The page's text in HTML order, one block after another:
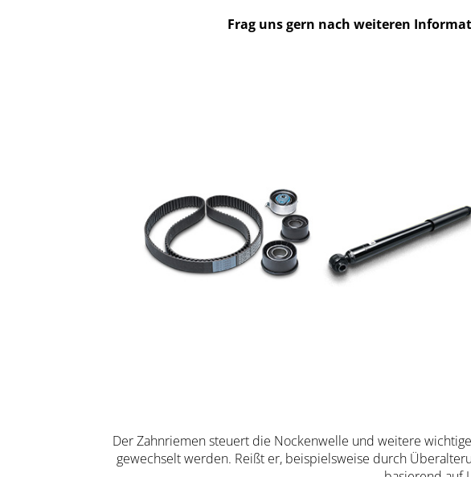
Frag uns gern nach weiteren
Der Zahnriemen steuert die Nockenwelle und weitere
gewechselt werden. Reißt er, beispielsweise durch